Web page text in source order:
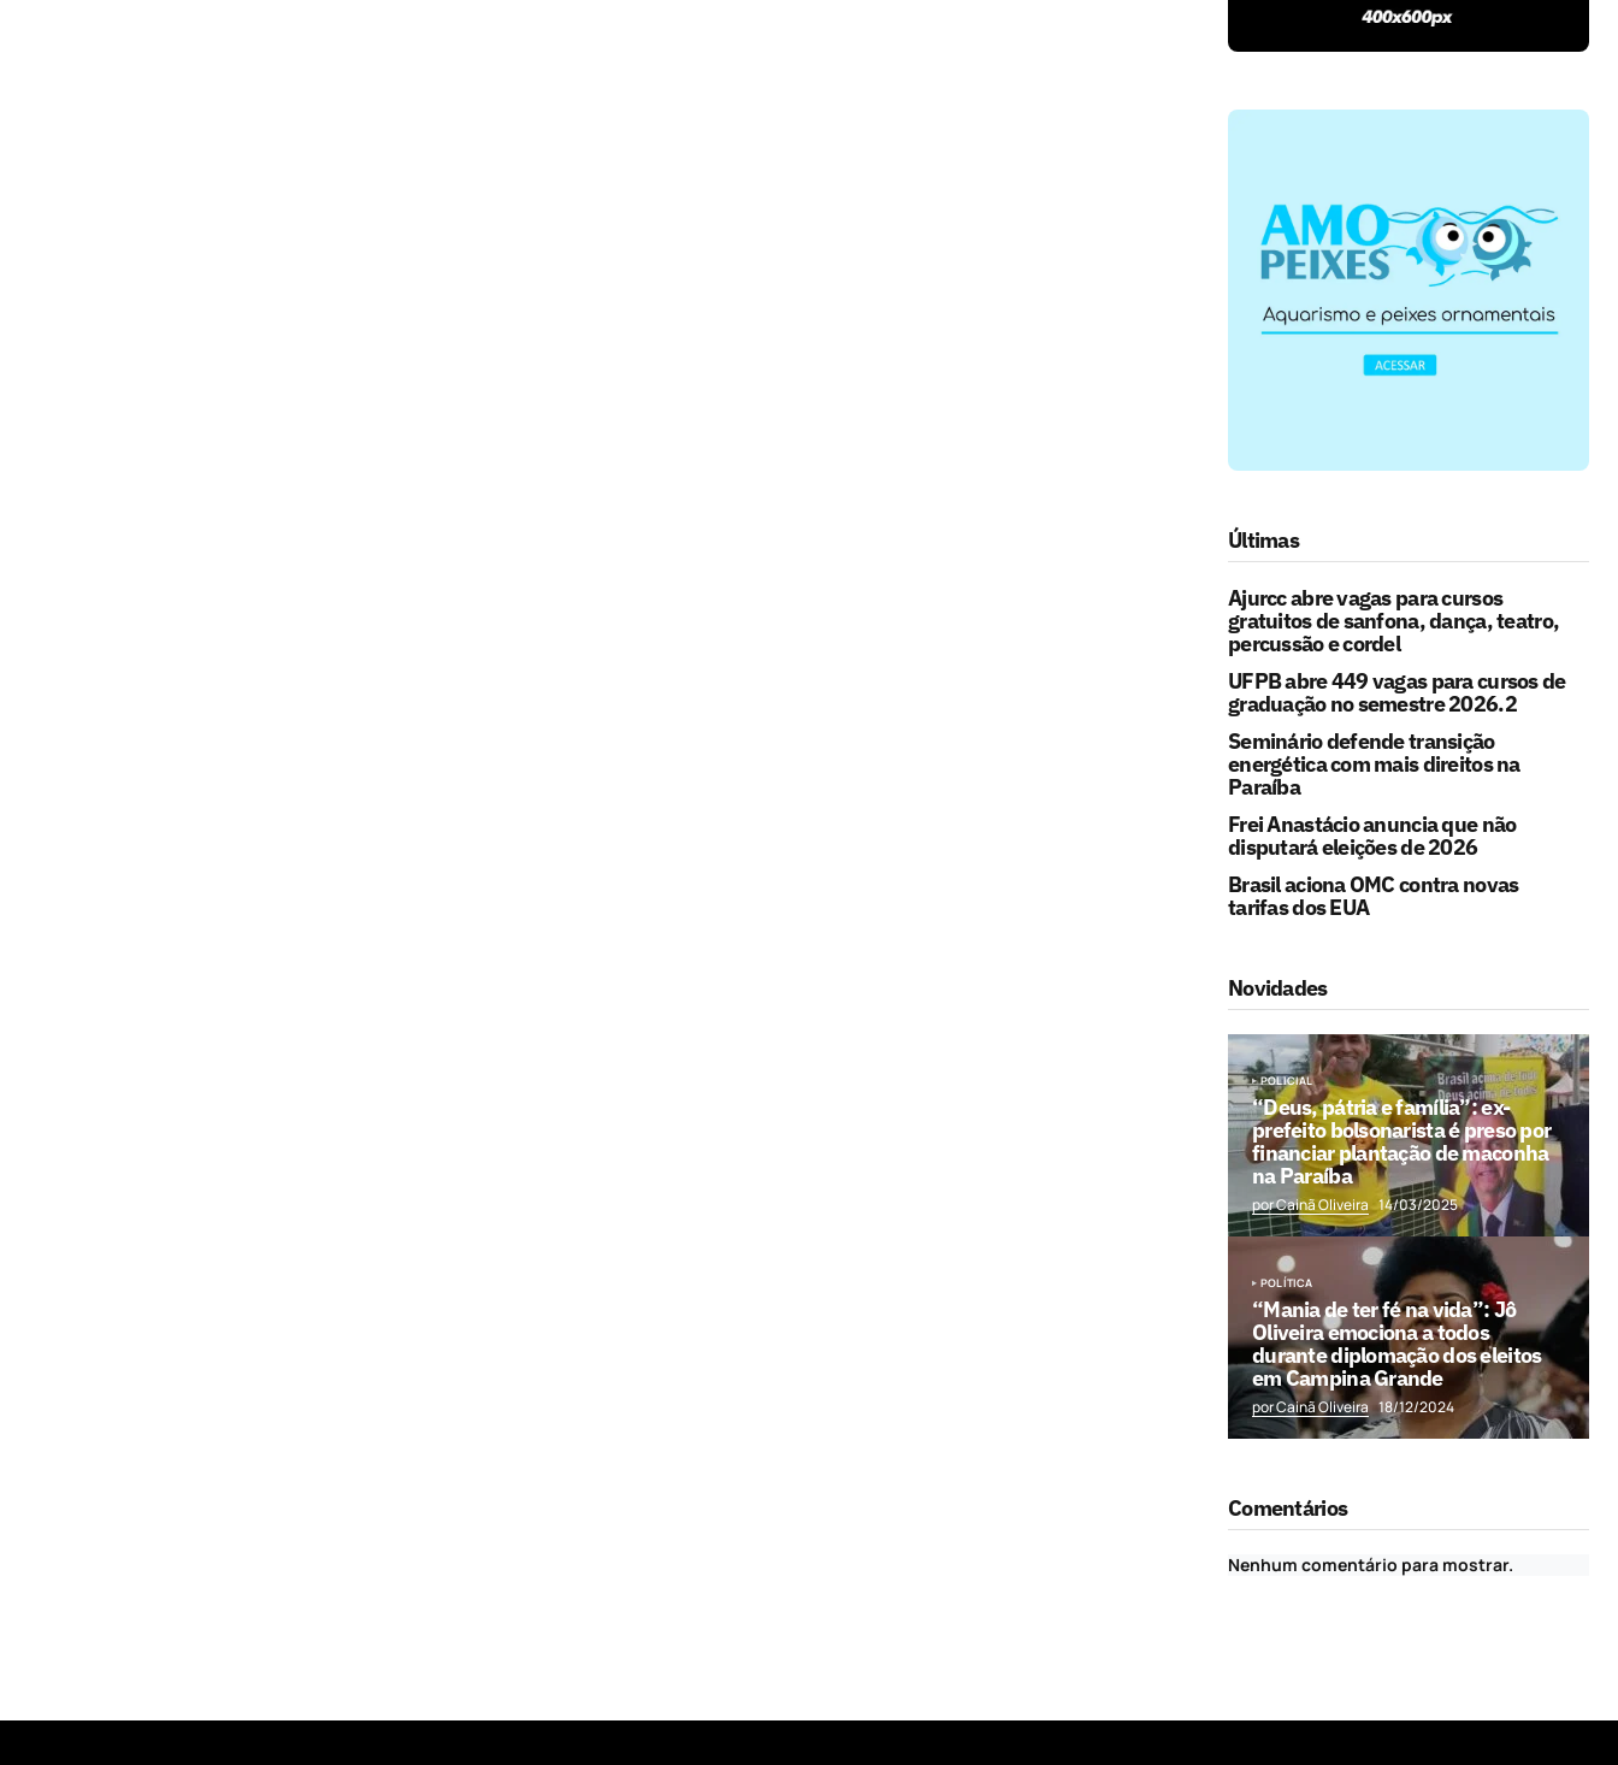
Últimas
Ajurcc abre vagas para cursos
gratuitos de sanfona, dança, teatro,
percussão e cordel
UFPB abre 449 vagas para cursos de
graduação no semestre 2026.2
Seminário defende transição
energética com mais direitos na
Paraíba
Frei Anastácio anuncia que não
disputará eleições de 2026
Brasil aciona OMC contra novas
tarifas dos EUA
Novidades
POLICIAL
“Deus, pátria e família”: ex-
prefeito bolsonarista é preso por
financiar plantação de maconha
na Paraíba
por Cainã Oliveira 14/03/2025
POLÍTICA
“Mania de ter fé na vida”: Jô
Oliveira emociona a todos
durante diplomação dos eleitos
em Campina Grande
por Cainã Oliveira 18/12/2024
Comentários
Nenhum comentário para mostrar.